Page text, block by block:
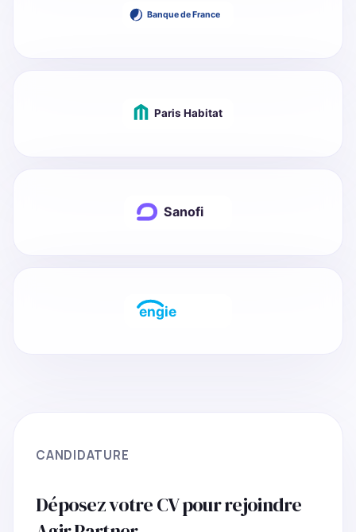
CANDIDATURE
Déposez votre CV pour rejoindre